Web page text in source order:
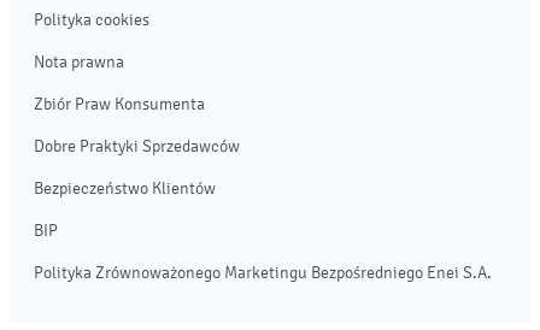
Polityka cookies
Nota prawna
Zbiór Praw Konsumenta
Dobre Praktyki Sprzedawców
Bezpieczeństwo Klientów
BIP
Polityka Zrównoważonego Marketingu Bezpośredniego Enei S.A.